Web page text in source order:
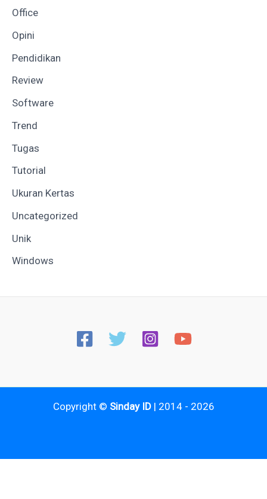
Office
Opini
Pendidikan
Review
Software
Trend
Tugas
Tutorial
Ukuran Kertas
Uncategorized
Unik
Windows
Copyright © Sinday ID| 2014 - 2026